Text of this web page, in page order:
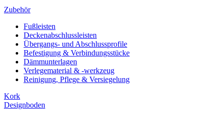
Zubehör
Fußleisten
Deckenabschlussleisten
Übergangs- und Abschlussprofile
Befestigung & Verbindungsstücke
Dämmunterlagen
Verlegematerial & -werkzeug
Reinigung, Pflege & Versiegelung
Kork
Designboden